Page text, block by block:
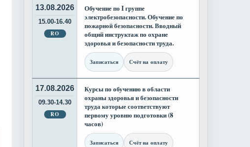
13.08.2026
15.00-16.40
RO
Обучение по I группе
электробезопасности. Обучение по
пожарной безопасности. Вводный
общий инструктаж по охране
здоровья и безопасности труда.
Записаться Счёт на оплату
17.08.2026
09.30-14.30
RO
Курсы по обучению в области
охраны здоровья и безопасности
труда которые соответствуют
первому уровню подготовки (8
часов)
Записаться Счёт на оплату